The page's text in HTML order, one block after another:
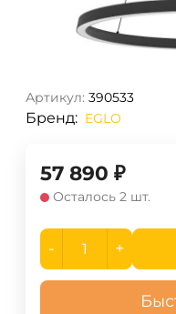
Артикул: 390533
Бренд: EGLO
57 890 ₽
Осталось 2 шт.
- +